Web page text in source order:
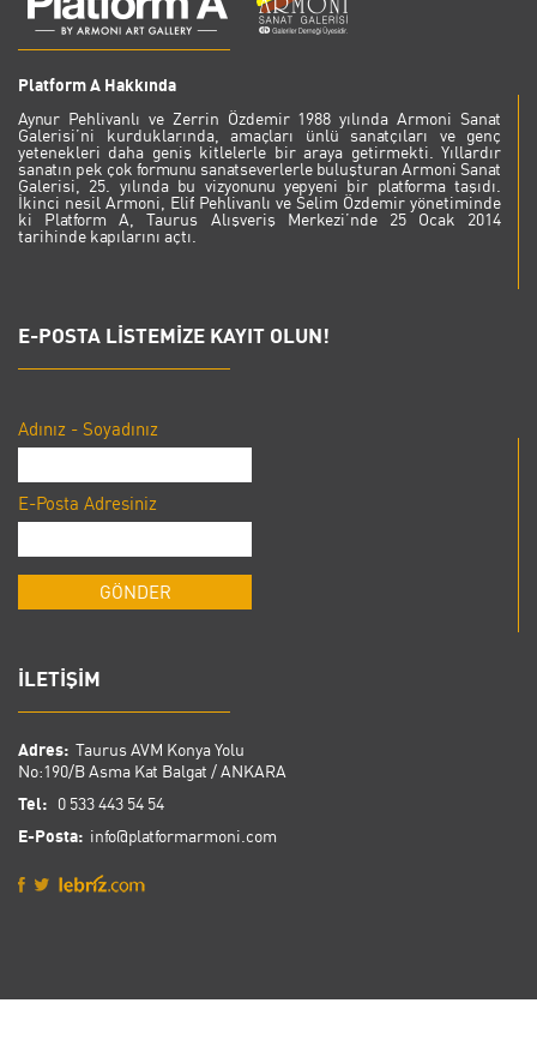
Platform A Hakkında
Aynur Pehlivanlı ve Zerrin Özdemir 1988 yılında Armoni Sanat
Galerisi’ni kurduklarında, amaçları ünlü sanatçıları ve genç
yetenekleri daha geniş kitlelerle bir araya getirmekti. Yıllardır
sanatın pek çok formunu sanatseverlerle buluşturan Armoni Sanat
Galerisi, 25. yılında bu vizyonunu yepyeni bir platforma taşıdı.
İkinci nesil Armoni, Elif Pehlivanlı ve Selim Özdemir yönetiminde
ki Platform A, Taurus Alışveriş Merkezi’nde 25 Ocak 2014
tarihinde kapılarını açtı.
E-POSTA LİSTEMİZE KAYIT OLUN!
Adınız - Soyadınız
E-Posta Adresiniz
İLETİŞİM
Adres: Taurus AVM Konya Yolu
No:190/B Asma Kat Balgat / ANKARA
Tel: 0 533 443 54 54
E-Posta: info@platformarmoni.com